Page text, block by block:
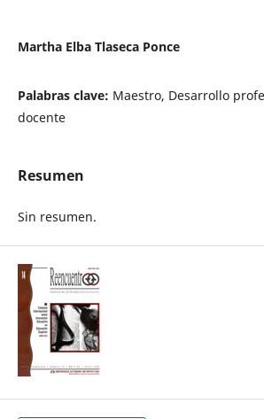
Martha Elba Tlaseca Ponce
Palabras clave: Maestro, Desarrollo
docente
Resumen
Sin resumen.